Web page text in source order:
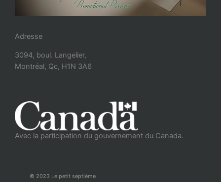
Adresse
3094, boul. Langelier,
Montréal, Qc, H1N 3A6
Avec la participation du gouvernement du Canada.
© 2023 Le petit septième